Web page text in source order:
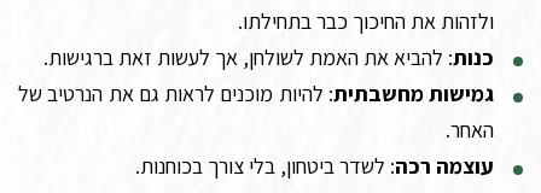
ולזהות את החיכוך כבר בתחילתו.
כנות: להביא את האמת לשולחן, אך לעשות זאת ברגישות.
גמישות מחשבתית: להיות מוכנים לראות גם את הנרטיב של
האחר.
עוצמה רכה: לשדר ביטחון, בלי צורך בכוחנות.